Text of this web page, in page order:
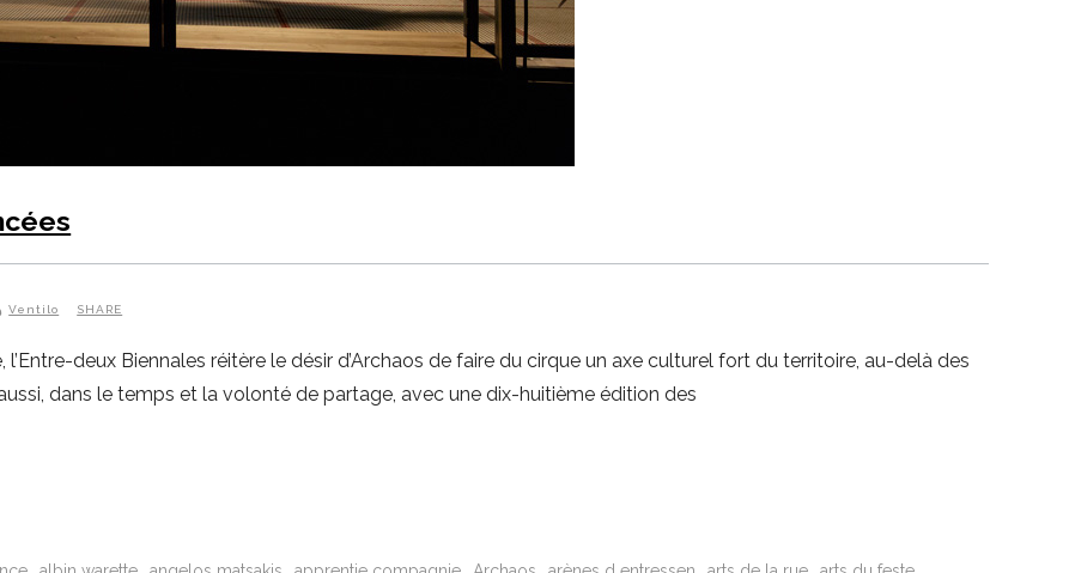
Ventilo SHARE
deux Biennales réitère le désir d’Archaos de faire du cirque un axe culturel fort du territoire, au-delà des
dans le temps et la volonté de partage, avec une dix-huitième édition des